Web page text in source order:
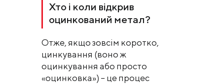
Хто і коли відкрив
оцинкований метал?
Отже, якщо зовсім коротко,
цинкування (воно ж
оцинкування або просто
«оцинковка») – це процес